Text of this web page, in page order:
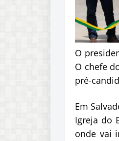
O
O chefe
pré-
Em
Igreja do
onde vai